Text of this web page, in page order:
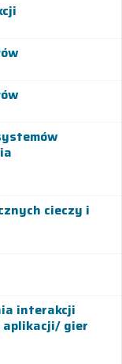
cieczy i
interakcji
aplikacji/ gier